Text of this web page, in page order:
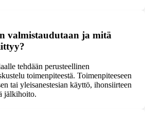
valmistaudutaan ja mitä
tehdään perusteellinen
toimenpiteestä. Toimenpiteeseen
tai yleisanestesian käyttö, ihonsiirteen
jälkihoito.